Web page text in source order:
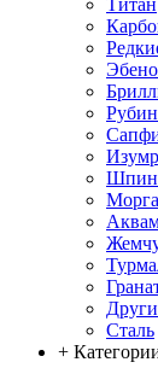
Титан
Сталь
+